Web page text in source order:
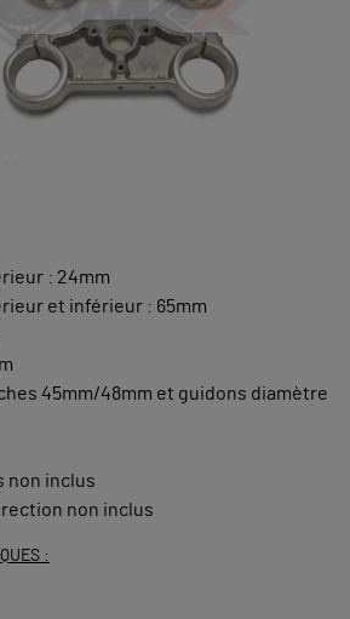
: 24mm
et inférieur : 65mm
45mm/48mm et guidons diamètre
non inclus
non inclus
: